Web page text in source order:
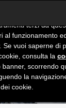
terzi da
al funzionamento
Se vuoi saperne di
consulta la
scorrendo
la
cookie.